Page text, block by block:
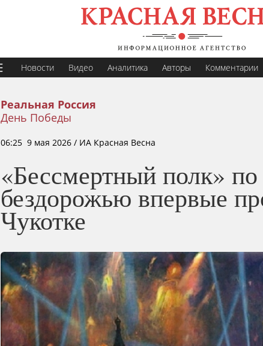
Новости Видео Аналитика Авторы Комментарии
Реальная Россия
День Победы
06:25 9 мая 2026 / ИА Красная Весна
«Бессмертный полк» по
бездорожью впервые
Чукотке